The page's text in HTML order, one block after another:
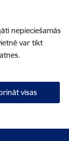
nepieciešamās
var tikt
visas